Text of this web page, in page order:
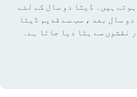
ہیں۔ ڈیٹا دو سال کے لئے
سال بعد ، سب سے قدیم ڈیٹا
نقشوں سے ہٹا دیا جاتا ہے۔